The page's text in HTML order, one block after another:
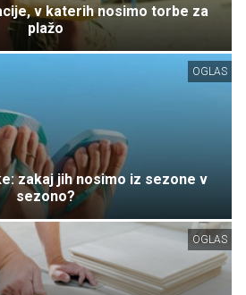
v katerih nosimo torbe za
plažo
OGLAS
zakaj jih nosimo iz sezone v
sezono?
OGLAS